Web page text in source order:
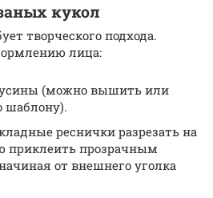
кукол
творческого подхода.
лица:
(можно вышить или
шаблону).
реснички разрезать на
приклеить прозрачным
от внешнего уголка